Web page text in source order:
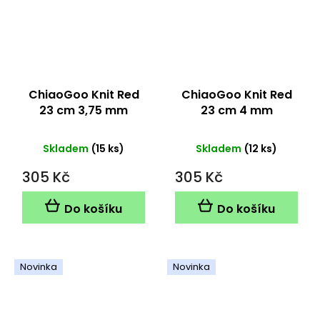
ChiaoGoo Knit Red
23 cm 3,75 mm
Skladem (15 ks)
305 Kč
Do košíku
ChiaoGoo Knit Red
23 cm 4 mm
Skladem (12 ks)
305 Kč
Do košíku
Novinka Novinka